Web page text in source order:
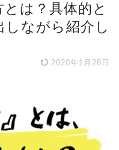
とは？具体的と
ながら紹介し
2020年1月28日